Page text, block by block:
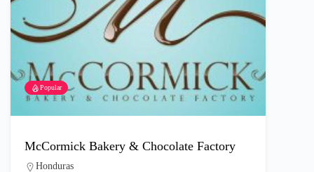
Popular
McCormick Bakery & Chocolate Factory
Honduras